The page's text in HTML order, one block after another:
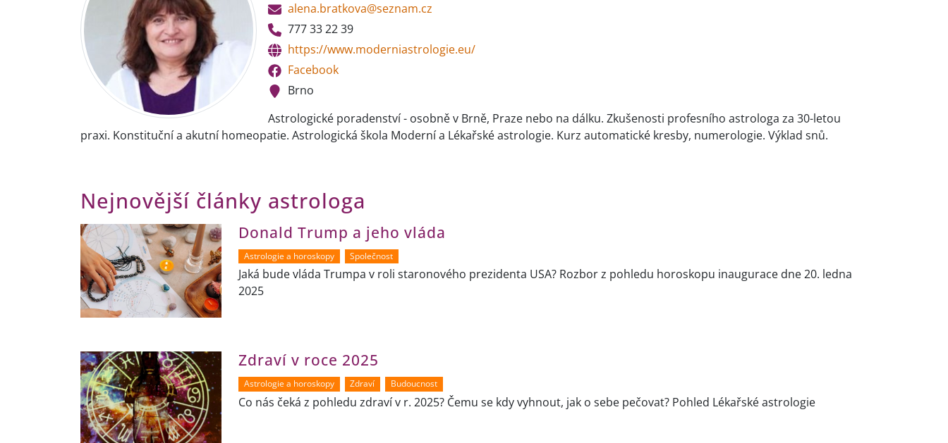
alena.bratkova@seznam.cz
777 33 22 39
https://www.moderniastrologie.eu/
Facebook
Brno
Astrologické poradenství - osobně v Brně, Praze nebo na dálku. Zkušenosti profesního astrologa za 30-letou
praxi. Konstituční a akutní homeopatie. Astrologická škola Moderní a Lékařské astrologie. Kurz automatické kresby, numerologie. Výklad snů.
Nejnovější články astrologa
Donald Trump a jeho vláda
Astrologie a horoskopy Společnost
Jaká bude vláda Trumpa v roli staronového prezidenta USA? Rozbor z pohledu horoskopu inaugurace dne 20. ledna
2025
Zdraví v roce 2025
Astrologie a horoskopy Zdraví Budoucnost
Co nás čeká z pohledu zdraví v r. 2025? Čemu se kdy vyhnout, jak o sebe pečovat? Pohled Lékařské astrologie